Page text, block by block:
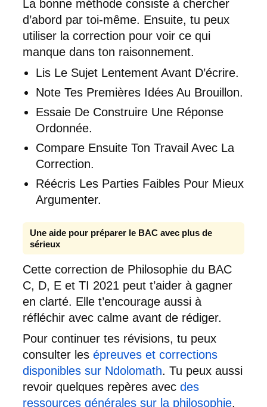
La bonne méthode consiste à chercher
d’abord par toi-même. Ensuite, tu peux
utiliser la correction pour voir ce qui
manque dans ton raisonnement.
Lis Le Sujet Lentement Avant D’écrire.
Note Tes Premières Idées Au Brouillon.
Essaie De Construire Une Réponse
Ordonnée.
Compare Ensuite Ton Travail Avec La
Correction.
Réécris Les Parties Faibles Pour Mieux
Argumenter.
Une aide pour préparer le BAC avec plus de
sérieux
Cette correction de Philosophie du BAC
C, D, E et TI 2021 peut t’aider à gagner
en clarté. Elle t’encourage aussi à
réfléchir avec calme avant de rédiger.
Pour continuer tes révisions, tu peux
consulter les épreuves et corrections
disponibles sur Ndolomath. Tu peux aussi
revoir quelques repères avec des
ressources générales sur la philosophie.